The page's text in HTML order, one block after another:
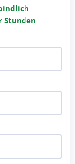
Stunden